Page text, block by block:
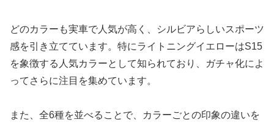
どのカラーも実車で人気が高く、シルビアらしいスポーツ
感を引き立てています。特にライトニングイエローはS15
を象徴する人気カラーとして知られており、ガチャ化によ
ってさらに注目を集めています。
また、全6種を並べることで、カラーごとの印象の違いを